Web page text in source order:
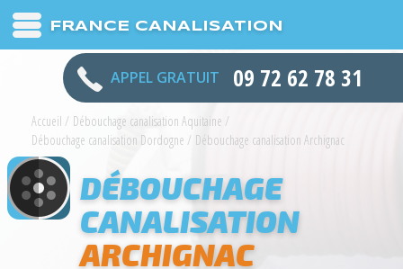
FRANCE CANALISATION
APPEL GRATUIT 09 72 62 78 31
Accueil / Débouchage canalisation Aquitaine /
Débouchage canalisation Dordogne / Débouchage canalisation Archignac
DÉBOUCHAGE
CANALISATION
ARCHIGNAC